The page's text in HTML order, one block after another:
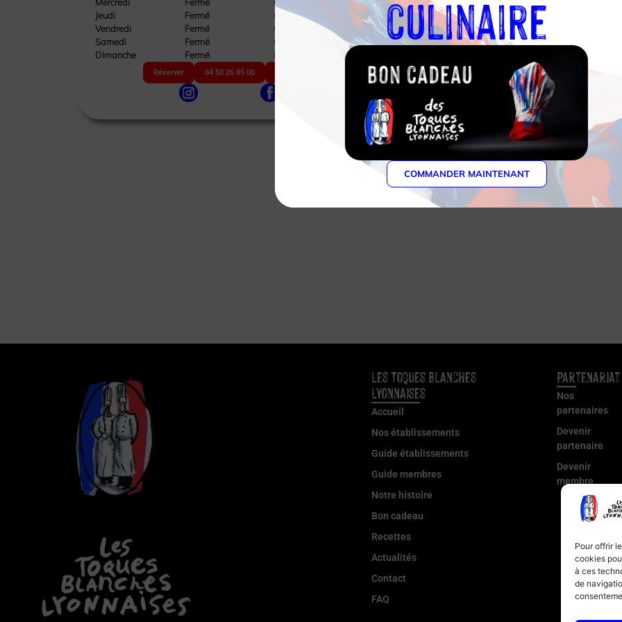
Pour offrir
cookies
à ces
de
Jeudi
Vendredi
Samedi
Dimanche
Fermé
Fermé
Fermé
Fermé
Ouvert
Ouvert
Ouvert
Fermé
Réserver 04 50 26 85 00
Les Toques Blanches
Lyonnaises
Accueil
Nos établissements
Guide établissements
Guide membres
Notre histoire
Bon cadeau
Recettes
Actualités
Contact
FAQ
Partenariat
Nos
partenaires
Devenir
partenaire
Devenir
membre
culinaire
COMMANDER MAINTENANT